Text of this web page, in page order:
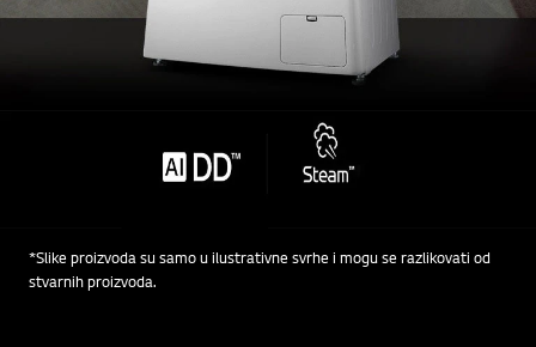
*Slike proizvoda su samo u ilustrativne svrhe i mogu se razlikovati od
stvarnih proizvoda.